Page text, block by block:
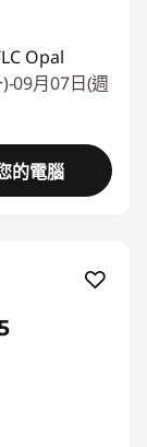
Opal
09月07日(週
的電腦